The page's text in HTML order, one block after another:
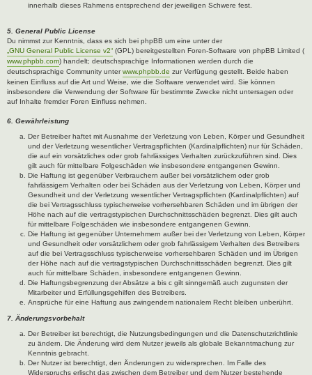
innerhalb dieses Rahmens entsprechend der jeweiligen Schwere fest.
5. General Public License
Du nimmst zur Kenntnis, dass es sich bei phpBB um eine unter der
„GNU General Public License v2“ (GPL) bereitgestellten Foren-Software von phpBB Limited (
www.phpbb.com) handelt; deutschsprachige Informationen werden durch die
deutschsprachige Community unterwww.phpbb.de zur Verfügung gestellt. Beide haben
keinen Einfluss auf die Art und Weise, wie die Software verwendet wird. Sie können
insbesondere die Verwendung der Software für bestimmte Zwecke nicht untersagen oder
auf Inhalte fremder Foren Einfluss nehmen.
6. Gewährleistung
Der Betreiber haftet mit Ausnahme der Verletzung von Leben, Körper und Gesundheit
und der Verletzung wesentlicher Vertragspflichten (Kardinalpflichten) nur für Schäden,
die auf ein vorsätzliches oder grob fahrlässiges Verhalten zurückzuführen sind. Dies
gilt auch für mittelbare Folgeschäden wie insbesondere entgangenen Gewinn.
Die Haftung ist gegenüber Verbrauchern außer bei vorsätzlichem oder grob
fahrlässigem Verhalten oder bei Schäden aus der Verletzung von Leben, Körper und
Gesundheit und der Verletzung wesentlicher Vertragspflichten (Kardinalpflichten) auf
die bei Vertragsschluss typischerweise vorhersehbaren Schäden und im übrigen der
Höhe nach auf die vertragstypischen Durchschnittsschäden begrenzt. Dies gilt auch
für mittelbare Folgeschäden wie insbesondere entgangenen Gewinn.
Die Haftung ist gegenüber Unternehmern außer bei der Verletzung von Leben, Körper
und Gesundheit oder vorsätzlichem oder grob fahrlässigem Verhalten des Betreibers
auf die bei Vertragsschluss typischerweise vorhersehbaren Schäden und im Übrigen
der Höhe nach auf die vertragstypischen Durchschnittsschäden begrenzt. Dies gilt
auch für mittelbare Schäden, insbesondere entgangenen Gewinn.
Die Haftungsbegrenzung der Absätze a bis c gilt sinngemäß auch zugunsten der
Mitarbeiter und Erfüllungsgehilfen des Betreibers.
Ansprüche für eine Haftung aus zwingendem nationalem Recht bleiben unberührt.
7. Änderungsvorbehalt
Der Betreiber ist berechtigt, die Nutzungsbedingungen und die Datenschutzrichtlinie
zu ändern. Die Änderung wird dem Nutzer jeweils als globale Bekanntmachung zur
Kenntnis gebracht.
Der Nutzer ist berechtigt, den Änderungen zu widersprechen. Im Falle des
Widerspruchs erlischt das zwischen dem Betreiber und dem Nutzer bestehende